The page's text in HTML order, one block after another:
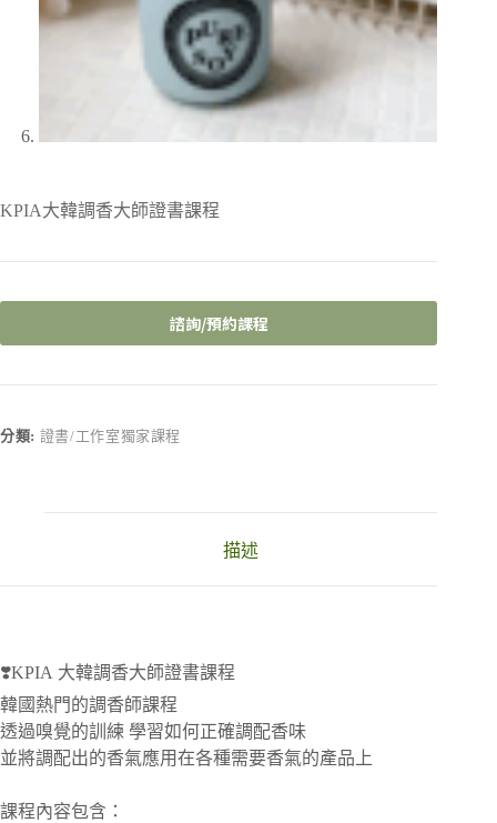
KPIA大韓調香大師證書課程
諮詢/預約課程
r
分類: 證書/工作室獨家課程
描述
❣️KPIA 大韓調香大師證書課程
韓國熱門的調香師課程
透過嗅覺的訓練 學習如何正確調配香味
並將調配出的香氣應用在各種需要香氣的產品上
課程內容包含：